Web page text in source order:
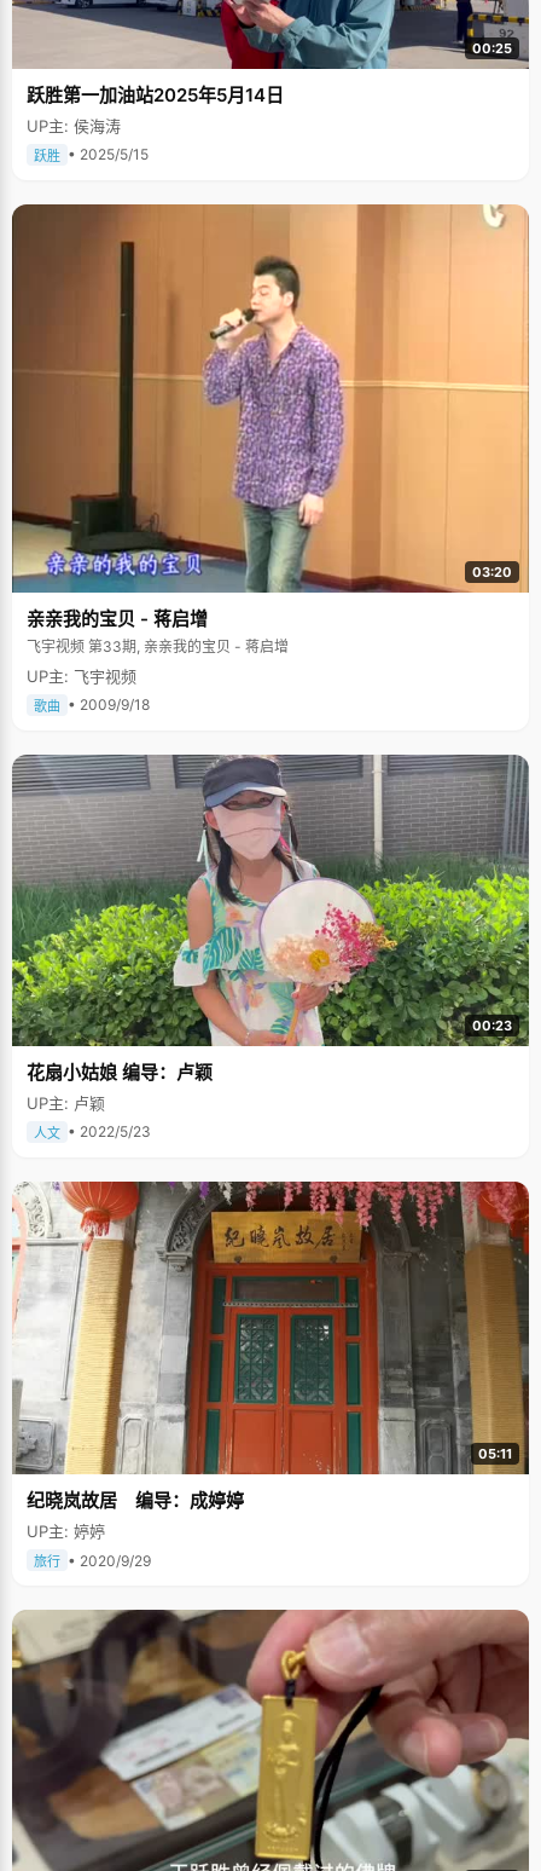
00:25
跃胜第一加油站2025年5月14日
UP主: 侯海涛
跃胜 • 2025/5/15
03:20
亲亲我的宝贝 - 蒋启增
飞宇视频 第33期, 亲亲我的宝贝 - 蒋启增
UP主: 飞宇视频
歌曲 • 2009/9/18
00:23
花扇小姑娘 编导：卢颖
UP主: 卢颖
人文 • 2022/5/23
05:11
纪晓岚故居 编导：成婷婷
UP主: 婷婷
旅行 • 2020/9/29